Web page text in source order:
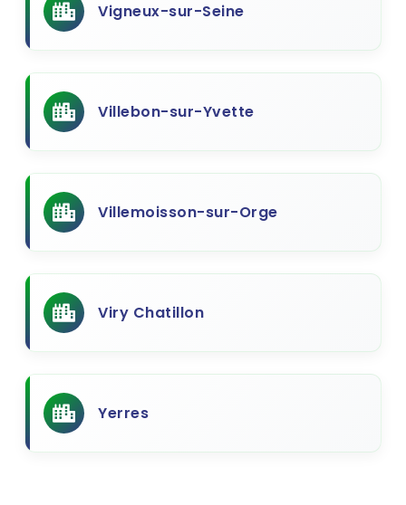
Vigneux-sur-Seine
Villebon-sur-Yvette
Villemoisson-sur-Orge
Viry Chatillon
Yerres